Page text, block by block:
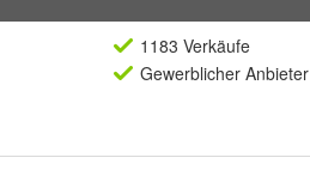
1183 Verkäufe
Gewerblicher Anbieter